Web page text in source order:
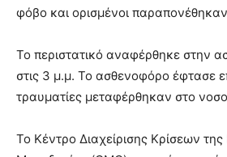
φόβο και ορισμένοι
Το περιστατικό αναφέρθηκε στην
στις 3 μ.μ. Το ασθενοφόρο έφτασε
τραυματίες μεταφέρθηκαν στο
Το Κέντρο Διαχείρισης Κρίσεων της